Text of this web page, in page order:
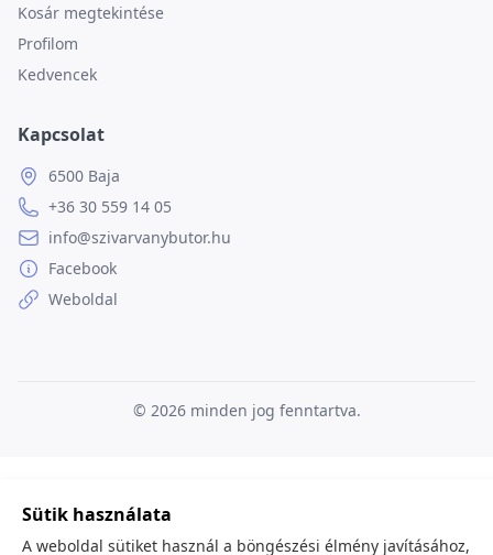
Kosár megtekintése
Profilom
Kedvencek
Kapcsolat
6500 Baja
+36 30 559 14 05
info@szivarvanybutor.hu
Facebook
Weboldal
© 2026 minden jog fenntartva.
Sütik használata
A weboldal sütiket használ a böngészési élmény javításához,